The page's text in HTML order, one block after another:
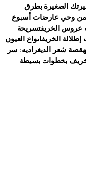
الصغيرة بطرق
من وحي عارضات أسبوع
عروس الخريفتسريحة
الخريفانواع العيون
قصة شعر الديغراديه: سر
بخطوات بسيطة